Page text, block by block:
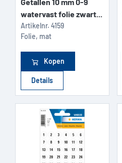
watervast folie zwart...
Artikelnr. 4159
Folie, mat
Kopen
Details